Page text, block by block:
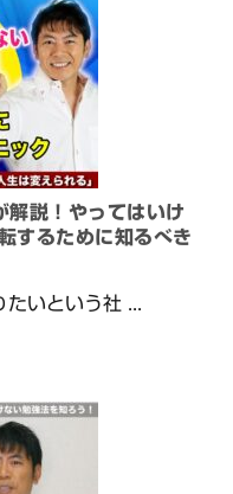
解説！やってはいけ
するために知るべき
いという社 ...